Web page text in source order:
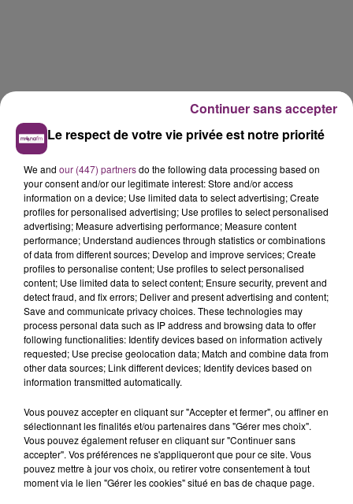
La Bulle - Guinguette éphémère
de Frelinghien !
éclipse solaire du 12 Août 2026
Le respect de votre vie privée est notre priorité
We and our (447) partnersdo the following data processing based on
your consent and/or our legitimate interest: Store and/or access
information on a device; Use limited data to select advertising; Create
profiles for personalised advertising; Use profiles to select personalised
advertising; Measure advertising performance; Measure content
performance; Understand audiences through statistics or combinations
of data from different sources; Develop and improve services; Create
profiles to personalise content; Use profiles to select personalised
content; Use limited data to select content; Ensure security, prevent and
detect fraud, and fix errors; Deliver and present advertising and content;
Save and communicate privacy choices. These technologies may
process personal data such as IP address and browsing data to offer
following functionalities: Identify devices based on information actively
requested; Use precise geolocation data; Match and combine data from
other data sources; Link different devices; Identify devices based on
information transmitted automatically.
Vous pouvez accepter en cliquant sur "Accepter et fermer", ou affiner en
sélectionnant les finalités et/ou partenaires dans "Gérer mes choix".
Vous pouvez également refuser en cliquant sur "Continuer sans
accepter". Vos préférences ne s'appliqueront que pour ce site. Vous
pouvez mettre à jour vos choix, ou retirer votre consentement à tout
moment via le lien "Gérer les cookies" situé en bas de chaque page.
Continuer sans accepter